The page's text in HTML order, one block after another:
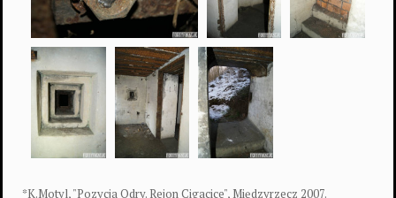
*K.Motyl, "Pozycja Odry. Rejon Cigacice", Międzyrzecz 2007.